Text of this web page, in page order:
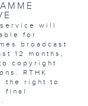
will
for
broadcast
12 months,
copyright
RTHK
the right to
final